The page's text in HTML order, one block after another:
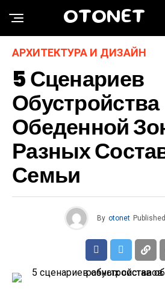
OTONET
АРХИТЕКТУРА И ДИЗАЙН
5 Сценариев
Обустройства
Обеденной
Разных
Семьи
By otonet Published